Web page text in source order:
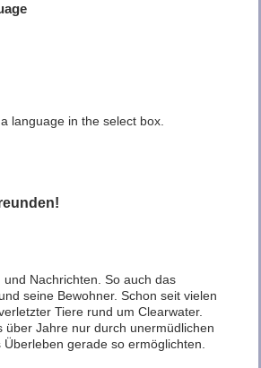
language in the select box.
Nachrichten. So auch das
und seine Bewohner. Schon seit vielen
Tiere rund um Clearwater.
über Jahre nur durch unermüdlichen
gerade so ermöglichten.